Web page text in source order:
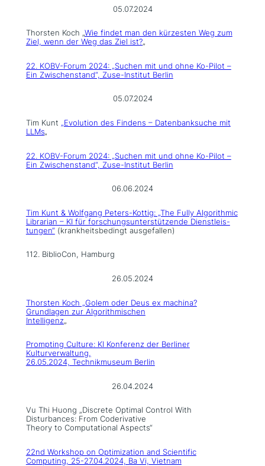
05.07.2024
Thorsten Koch „Wie findet man den kürzesten Weg zum
Ziel, wenn der Weg das Ziel ist?„
22. KOBV-Forum 2024: „Suchen mit und ohne Ko-Pilot –
Ein Zwischenstand“, Zuse-Institut Berlin
05.07.2024
Tim Kunt „Evolution des Findens – Datenbanksuche mit
LLMs„
22. KOBV-Forum 2024: „Suchen mit und ohne Ko-Pilot –
Ein Zwischenstand“, Zuse-Institut Berlin
06.06.2024
Tim Kunt & Wolfgang Peters-Kottig: „The Fully Algorithmic
Librarian – KI für forschungsunterstützende Dienstleis-
tungen“(krankheitsbedingt ausgefallen)
112. BiblioCon, Hamburg
26.05.2024
Thorsten Koch „Golem oder Deus ex machina?
Grundlagen zur Algorithmischen
Intelligenz„
Prompting Culture: KI Konferenz der Berliner
Kulturverwaltung,
26.05.2024, Technikmuseum Berlin
26.04.2024
Vu Thi Huong „Discrete Optimal Control With
Disturbances: From Coderivative
Theory to Computational Aspects“
22nd Workshop on Optimization and Scientific
Computing, 25-27.04.2024, Ba Vi, Vietnam